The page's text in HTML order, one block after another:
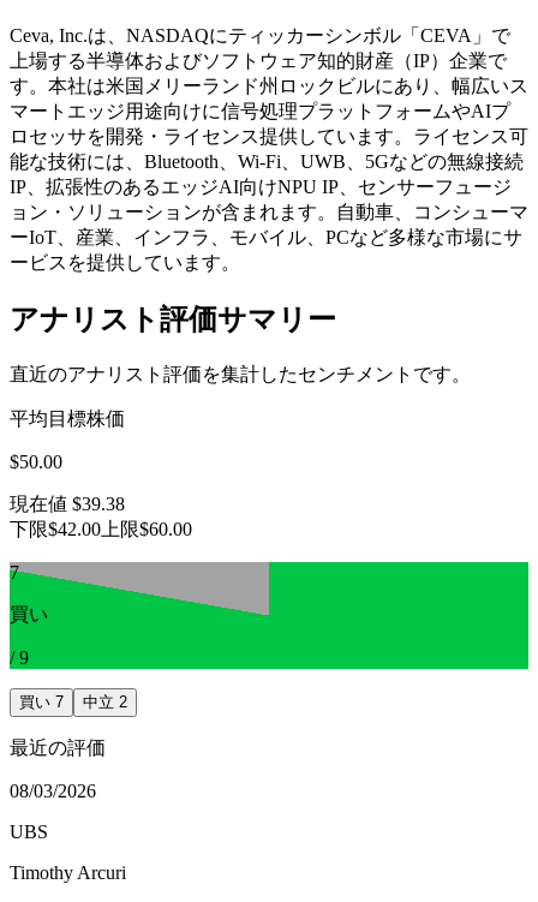
Ceva, Inc.は、NASDAQにティッカーシンボル「CEVA」で
上場する半導体およびソフトウェア知的財産（IP）企業で
す。本社は米国メリーランド州ロックビルにあり、幅広いス
マートエッジ用途向けに信号処理プラットフォームやAIプ
ロセッサを開発・ライセンス提供しています。ライセンス可
能な技術には、Bluetooth、Wi-Fi、UWB、5Gなどの無線接続
IP、拡張性のあるエッジAI向けNPU IP、センサーフュージ
ョン・ソリューションが含まれます。自動車、コンシューマ
ーIoT、産業、インフラ、モバイル、PCなど多様な市場にサ
ービスを提供しています。
アナリスト評価サマリー
直近のアナリスト評価を集計したセンチメントです。
平均目標株価
$50.00
現在値 $39.38
下限$42.00 上限$60.00
7
買い
/9
買い 7 中立 2
最近の評価
08/03/2026
UBS
Timothy Arcuri